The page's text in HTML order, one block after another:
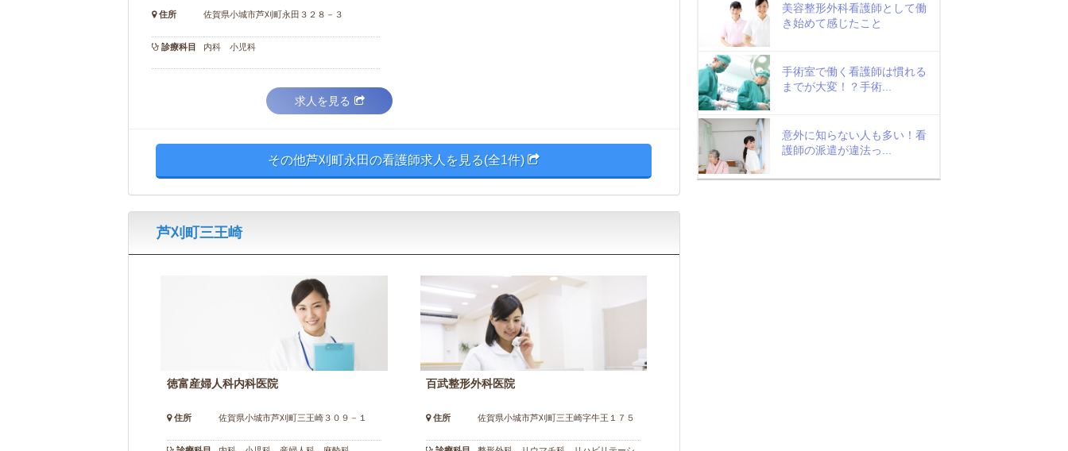
住所 佐賀県小城市芦刈町永田３２８－３
診療科目 内科 小児科
求人を見る
その他芦刈町永田の看護師求人を見る(全1件)
芦刈町三王崎
徳富産婦人科内科医院
住所 佐賀県小城市芦刈町三王崎３０９－１
百武整形外科医院
住所 佐賀県小城市芦刈町三王崎字牛王１７５
美容整形外科看護師として働
き始めて感じたこと
手術室で働く看護師は慣れる
までが大変！？手術...
意外に知らない人も多い！看
護師の派遣が違法っ...